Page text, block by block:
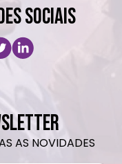
SOCIAIS
AS NOVIDADES